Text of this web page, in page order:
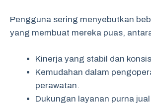
Pengguna sering menyebutkan
yang membuat mereka puas,
Kinerja yang stabil dan
Kemudahan dalam
perawatan.
Dukungan layanan purna